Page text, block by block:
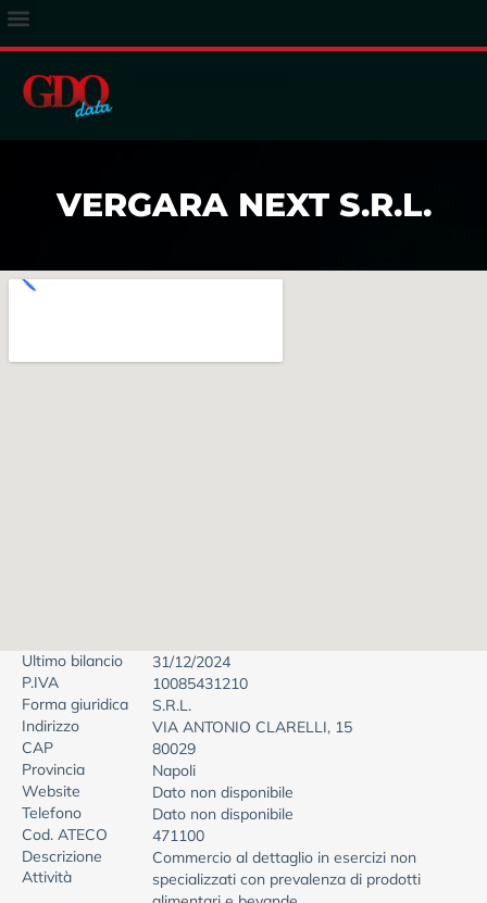
VERGARA NEXT S.R.L.
Ultimo bilancio
31/12/2024
P.IVA
10085431210
Forma giuridica
S.R.L.
Indirizzo
VIA ANTONIO CLARELLI, 15
CAP
80029
Provincia
Napoli
Website
Dato non disponibile
Telefono
Dato non disponibile
Cod. ATECO
471100
Descrizione
Attività
Commercio al dettaglio in esercizi non
specializzati con prevalenza di prodotti